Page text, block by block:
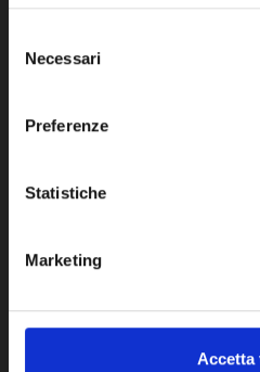
precedentemente autorizzati,
delNecessari
Preferenze
Statistiche
Marketing
Accetta
ISTANTANEA DA 20
MX140ACS
1.474,20€